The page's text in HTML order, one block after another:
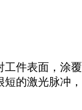
件表面，涂
的激光脉冲